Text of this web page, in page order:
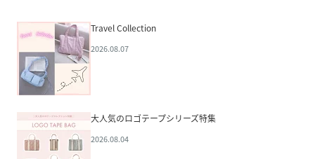
Travel Collection
2026.08.07
大人気のロゴテープシリーズ特集
2026.08.04